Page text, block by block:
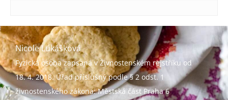
Nicole Lukášková
Fyzická osoba zapsaná v Živnostenském rejstříku od
18. 4. 2018. Úřad příslušný podle § 2 odst. 1
živnostenského zákona:Městská část Praha 6